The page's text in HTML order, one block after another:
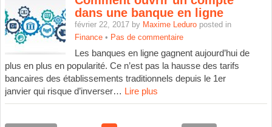
dans une banque en ligne
février 22, 2017 by Maxime Leduroposted in
Finance• Pas de commentaire
Les banques en ligne gagnent aujourd’hui de
plus en plus en popularité. Ce n’est pas la hausse des tarifs
bancaires des établissements traditionnels depuis le 1er
janvier qui risque d’inverser… Lire plus